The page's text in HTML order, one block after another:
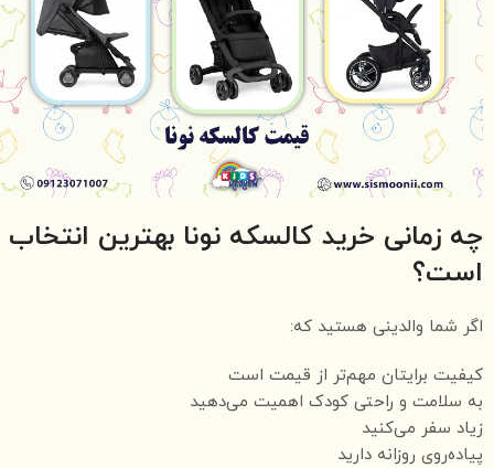
چه زمانی خرید کالسکه نونا بهترین انتخاب
است؟
اگر شما والدینی هستید که:
کیفیت برایتان مهم‌تر از قیمت است
به سلامت و راحتی کودک اهمیت می‌دهید
زیاد سفر می‌کنید
پیاده‌روی روزانه دارید